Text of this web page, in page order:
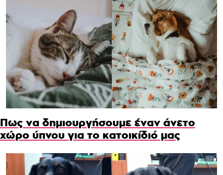
Πως να δημιουργήσουμε έναν άνετο
χώρο ύπνου για το κατοικίδιό μας